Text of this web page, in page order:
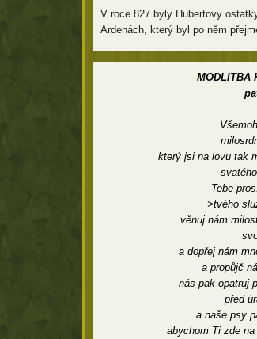
V roce 827 byly Hubertovy
Ardenách, který byl po něm
MODLITBA
který jsi na lovu tak
Tebe
>tvého
věnuj nám
a dopřej nám
a propůjč
nás pak opatruj
před
a naše psy
abychom Ti zde